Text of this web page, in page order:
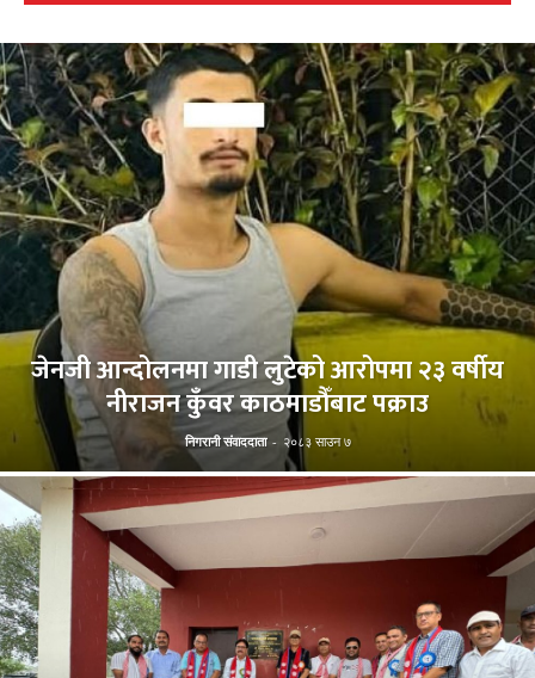
जेनजी आन्दोलनमा गाडी लुटेको आरोपमा २३ वर्षीय
नीराजन कुँवर काठमाडौँबाट पक्राउ
निगरानी संवाददाता - २०८३ साउन ७